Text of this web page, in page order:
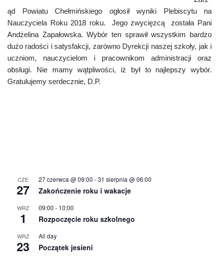
ąd Powiatu Chełmińskiego ogłosił wyniki Plebiscytu na
Nauczyciela Roku 2018 roku. Jego zwycięzcą została Pani
Andżelina Zapałowska. Wybór ten sprawił wszystkim bardzo
dużo radości i satysfakcji, zarówno Dyrekcji naszej szkoły, jak i
uczniom, nauczycielom i pracownikom administracji oraz
obsługi. Nie mamy wątpliwości, iż był to najlepszy wybór.
Gratulujemy serdecznie, D.P.
CZE
27
27 czerwca @ 09:00 -31 sierpnia @ 06:00
Zakończenie roku i wakacje
WRZ
1
09:00 - 10:00
Rozpoczęcie roku szkolnego
WRZ
23
All day
Początek jesieni